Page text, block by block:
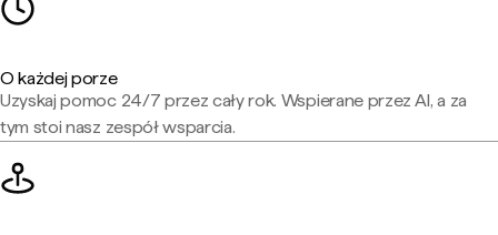
O każdej porze
Uzyskaj pomoc 24/7 przez cały rok. Wspierane przez AI, a za
tym stoi nasz zespół wsparcia.